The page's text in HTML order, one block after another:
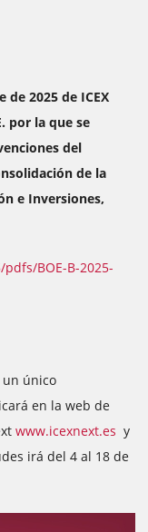
2025 de ICEX
por la que se
del
de la
e Inversiones,
BOE-B-2025-
un único
en la web de
www.icexnext.es y
irá del 4 al 18 de